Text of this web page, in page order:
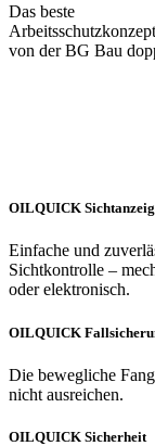
Das beste
von der BG Bau
OILQUICK
Einfache und
Sichtkontrolle –
oder elektronisch.
OILQUICK
Die bewegliche
nicht ausreichen.
OILQUICK Sicherheit